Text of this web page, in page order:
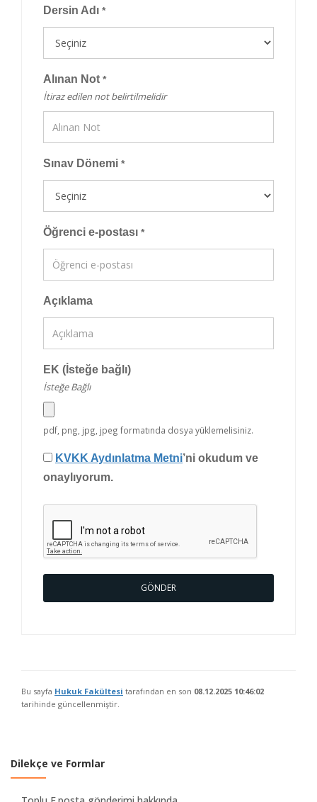
Dersin Adı *
Alınan Not *
İtiraz edilen not belirtilmelidir
Sınav Dönemi *
Öğrenci e-postası *
Açıklama
EK (İsteğe bağlı)
İsteğe Bağlı
pdf, png, jpg, jpeg formatında dosya yüklemelisiniz.
KVKK Aydınlatma Metni’ni okudum ve
onaylıyorum.
GÖNDER
Bu sayfa Hukuk Fakültesi tarafından en son 08.12.2025 10:46:02
tarihinde güncellenmiştir.
Dilekçe ve Formlar